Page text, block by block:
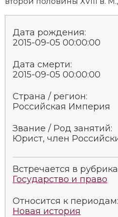
Россия
Северная Америка
Социально-экономическая
Специальные
СССР
Южная Америка
Дата рождения:
2015-09-05 00:00:00
Дата смерти:
2015-09-05 00:00:00
Страна / регион:
Российская Империя
Звание / Род занятий:
Юрист, член
Встречается в
Государство и право
Относится к периодам:
Новая история